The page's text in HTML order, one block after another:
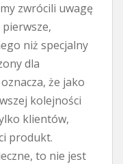
zwrócili uwagę
pierwsze,
niż specjalny
dla
że jako
kolejności
klientów,
produkt.
to nie jest